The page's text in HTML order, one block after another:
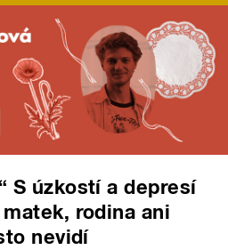
S úzkostí a depresí
rodina ani
nevidí